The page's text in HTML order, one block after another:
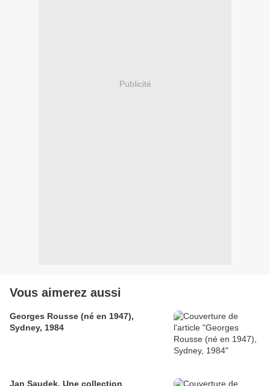
Publicité
Vous aimerez aussi
Georges Rousse (né en 1947),
Sydney, 1984
Jan Saudek, Une collection